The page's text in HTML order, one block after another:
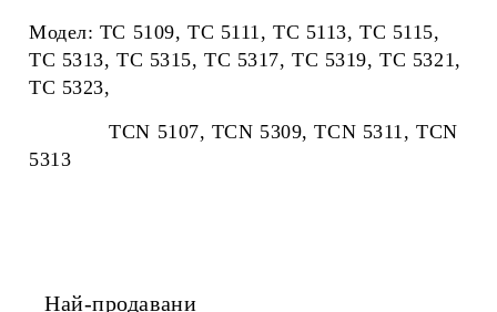
Модел: TC 5109, TC 5111, TC 5113, TC 5115,
TC 5313, TC 5315, TC 5317, TC 5319, TC 5321,
TC 5323,
TCN 5107, TCN 5309, TCN 5311, TCN
5313
Най-продавани